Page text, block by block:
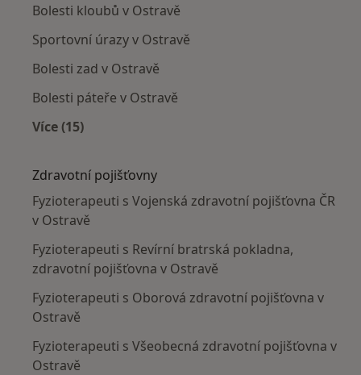
Bolesti kloubů v Ostravě
Sportovní úrazy v Ostravě
Bolesti zad v Ostravě
Bolesti páteře v Ostravě
Více (15)
Zdravotní pojišťovny
Fyzioterapeuti s Vojenská zdravotní pojišťovna ČR
v Ostravě
Fyzioterapeuti s Revírní bratrská pokladna,
zdravotní pojišťovna v Ostravě
Fyzioterapeuti s Oborová zdravotní pojišťovna v
Ostravě
Fyzioterapeuti s Všeobecná zdravotní pojišťovna v
Ostravě